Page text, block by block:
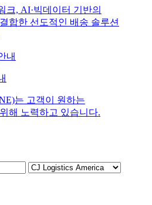
크, AI·빅데이터 기반의
합한 선도적인 배송 솔루션
는 고객이 원하는
해 노력하고 있습니다.